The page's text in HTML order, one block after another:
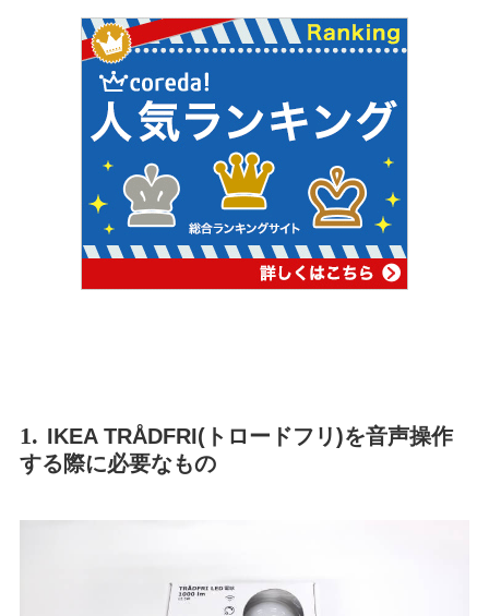
1. IKEA TRÅDFRI(トロードフリ)を音声操作
する際に必要なもの